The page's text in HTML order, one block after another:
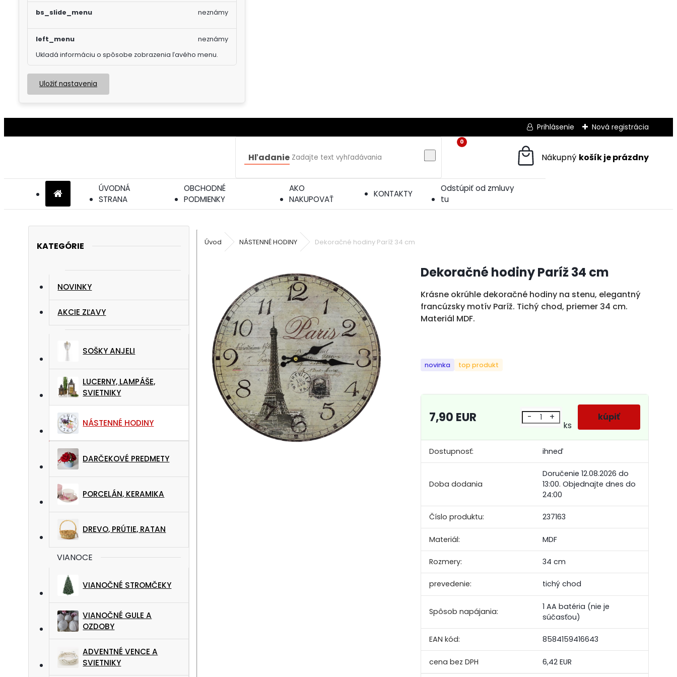
bs_slide_menu neznámy
left_menu
Ukladá informáciu o spôsobe zobrazenia ľavého menu.
neznámy
Uložiť nastavenia
Prihlásenie Nová registrácia
ÚVODNÁ
STRANA
OBCHODNÉ
PODMIENKY
AKO
NAKUPOVAŤ
KONTAKTY
Odstúpiť od zmluvy
tu
Hľadanie
0
KATEGÓRIE
NOVINKY
AKCIE ZĽAVY
SOŠKY ANJELI
LUCERNY, LAMPÁŠE,
SVIETNIKY
NÁSTENNÉ HODINY
DARČEKOVÉ PREDMETY
PORCELÁN, KERAMIKA
DREVO, PRÚTIE, RATAN
VIANOCE
VIANOČNÉ STROMČEKY
VIANOČNÉ GULE A
OZDOBY
ADVENTNÉ VENCE A
SVIETNIKY
Úvod NÁSTENNÉ HODINY Dekoračné hodiny Paríž 34 cm
Dekoračné hodiny Paríž 34 cm
Krásne okrúhle dekoračné hodiny na stenu, elegantný
francúzsky motív Paríž. Tichý chod, priemer 34 cm.
Materiál MDF.
novinka top produkt
Dostupnosť: ihneď
Doba dodania
Doručenie 12.08.2026 do
13:00.Objednajte dnes do
24:00
Číslo produktu: 237163
Materiál: MDF
Rozmery: 34 cm
prevedenie: tichý chod
Spôsob napájania:
1 AA batéria (nie je
súčasťou)
EAN kód: 8584159416643
6,42 EUR
7,90 EUR - +
ks